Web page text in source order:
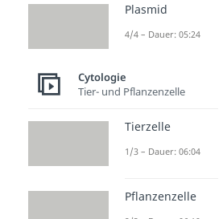
Plasmid
4/4 – Dauer: 05:24
Cytologie
Tier- und Pflanzenzelle
Tierzelle
1/3 – Dauer: 06:04
Pflanzenzelle